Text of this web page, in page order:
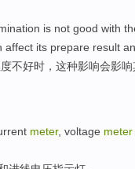
is not good with
affect its prepare result
不好时， 这种影响会影响
meter, voltage meter